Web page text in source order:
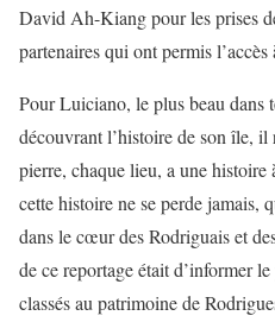
David Ah-Kiang pour les prises
partenaires qui ont permis l’accès
Pour Luiciano, le plus beau dans
découvrant l’histoire de son île,
pierre, chaque lieu, a une histoire
cette histoire ne se perde jamais,
dans le cœur des Rodriguais et
de ce reportage était d’informer
classés au patrimoine de